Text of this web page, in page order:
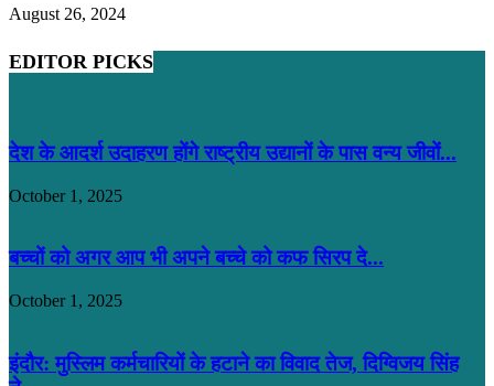
August 26, 2024
EDITOR PICKS
देश के आदर्श उदाहरण होंगे राष्ट्रीय उद्यानों के पास वन्य जीवों...
October 1, 2025
बच्चों को अगर आप भी अपने बच्चे को कफ सिरप दे...
October 1, 2025
इंदौर: मुस्लिम कर्मचारियों के हटाने का विवाद तेज, दिग्विजय सिंह